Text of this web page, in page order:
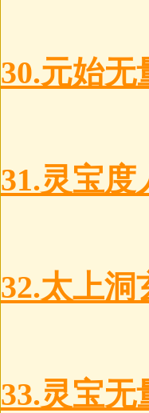
30.元始
31.灵宝
32.太上
33.灵宝